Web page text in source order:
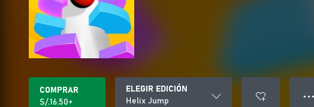
COMPRAR
S/.16.50+
ELEGIR EDICIÓN
Helix Jump
● ● ●